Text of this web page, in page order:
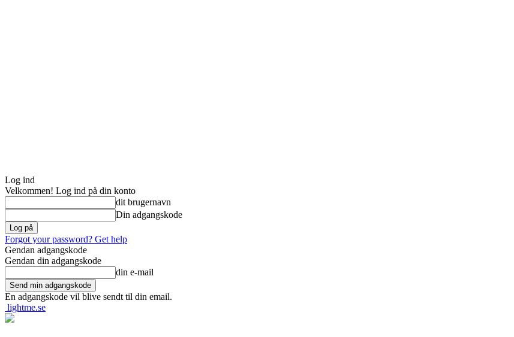
Log ind
Velkommen! Log ind på din konto
dit brugernavn
Din adgangskode
Forgot your password? Get help
Gendan adgangskode
Gendan din adgangskode
din e-mail
En adgangskode vil blive sendt til din email.
lightme.se